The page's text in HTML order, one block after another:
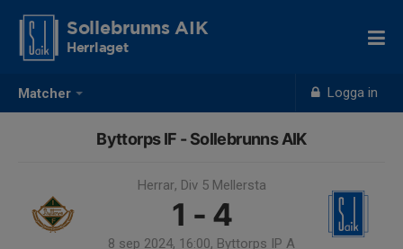
Matcher Logga in
Sollebrunns AIK
Herrlaget
Byttorps IF - Sollebrunns AIK
Herrar, Div 5 Mellersta
1 - 4
8 sep 2024, 16:00, Byttorps IP A